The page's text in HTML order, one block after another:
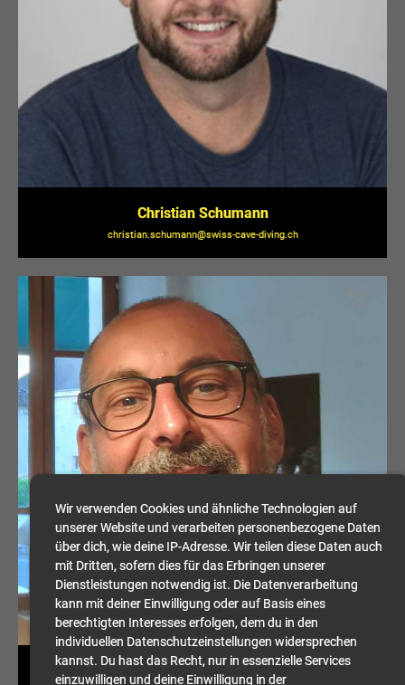
Wir verwenden Cookies und ähnliche Technologien auf
unserer Website und verarbeiten personenbezogene Daten
über dich, wie deine IP-Adresse. Wir teilen diese Daten auch
mit Dritten, sofern dies für das Erbringen unserer
Dienstleistungen notwendig ist. Die Datenverarbeitung
kann mit deiner Einwilligung oder auf Basis eines
berechtigten Interesses erfolgen, dem du in den
individuellen Datenschutzeinstellungen widersprechen
kannst. Du hast das Recht, nur in essenzielle Services
einzuwilligen und deine Einwilligung in der
Christian Schumann
christian.schumann@swiss-cave-diving.ch
Patrick Wilhelm